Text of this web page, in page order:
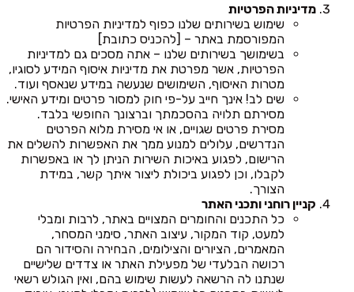
מדיניות הפרטיות
שימוש בשירותים שלנו כפוף למדיניות הפרטיות
המפורסמת באתר – [להכניס כתובת]
בשימושך בשירותים שלנו – אתה מסכים גם למדיניות
הפרטיות, אשר מפרטת את מדיניות איסוף המידע לסוגיו,
מטרות האיסוף, השימושים שנעשה במידע שנאסף ועוד.
שים לב! אינך חייב על-פי חוק למסור פרטים ומידע האישי.
מסירתם תלויה בהסכמתך וברצונך החופשי בלבד.
מסירת פרטים שגויים, או אי מסירת מלוא הפרטים
הנדרשים, עלולים למנוע ממך את האפשרות להשלים את
הרישום, לפגוע באיכות השירות הניתן לך או באפשרות
לקבלו, וכן לפגוע ביכולת ליצור איתך קשר, במידת
הצורך.
קניין רוחני ותכני האתר
כל התכנים והחומרים המצויים באתר, לרבות ומבלי
למעט, קוד המקור, עיצוב האתר, סימני המסחר,
המאמרים, הציורים והצילומים, הבחירה והסידור הם
רכושה הבלעדי של מפעילת האתר או צדדים שלישיים
שנתנו לה הרשאה לעשות שימוש בהם, ואין הגולש רשאי